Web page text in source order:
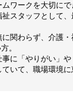
ワークを大切にで
スタッフとして
関わらず、介護
。
に「やりがい」や
いて、職場環境